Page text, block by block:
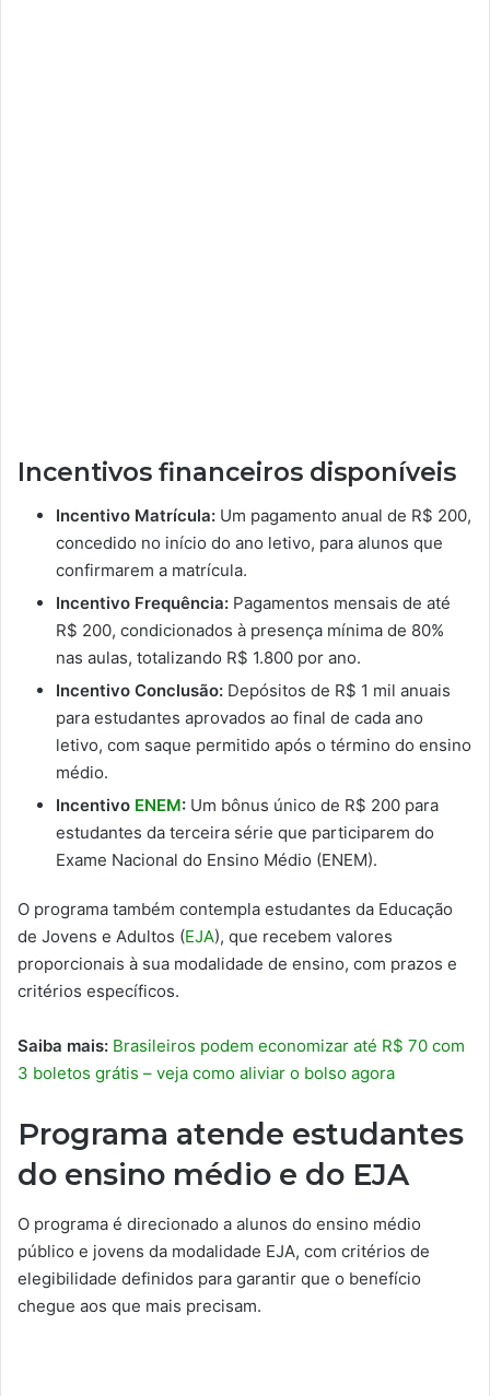
Incentivos financeiros disponíveis
Incentivo Matrícula: Um pagamento anual de R$ 200,
concedido no início do ano letivo, para alunos que
confirmarem a matrícula.
Incentivo Frequência: Pagamentos mensais de até
R$ 200, condicionados à presença mínima de 80%
nas aulas, totalizando R$ 1.800 por ano.
Incentivo Conclusão: Depósitos de R$ 1 mil anuais
para estudantes aprovados ao final de cada ano
letivo, com saque permitido após o término do ensino
médio.
Incentivo ENEM: Um bônus único de R$ 200 para
estudantes da terceira série que participarem do
Exame Nacional do Ensino Médio (ENEM).
O programa também contempla estudantes da Educação
de Jovens e Adultos (EJA), que recebem valores
proporcionais à sua modalidade de ensino, com prazos e
critérios específicos.
Saiba mais: Brasileiros podem economizar até R$ 70 com
3 boletos grátis – veja como aliviar o bolso agora
Programa atende estudantes
do ensino médio e do EJA
O programa é direcionado a alunos do ensino médio
público e jovens da modalidade EJA, com critérios de
elegibilidade definidos para garantir que o benefício
chegue aos que mais precisam.